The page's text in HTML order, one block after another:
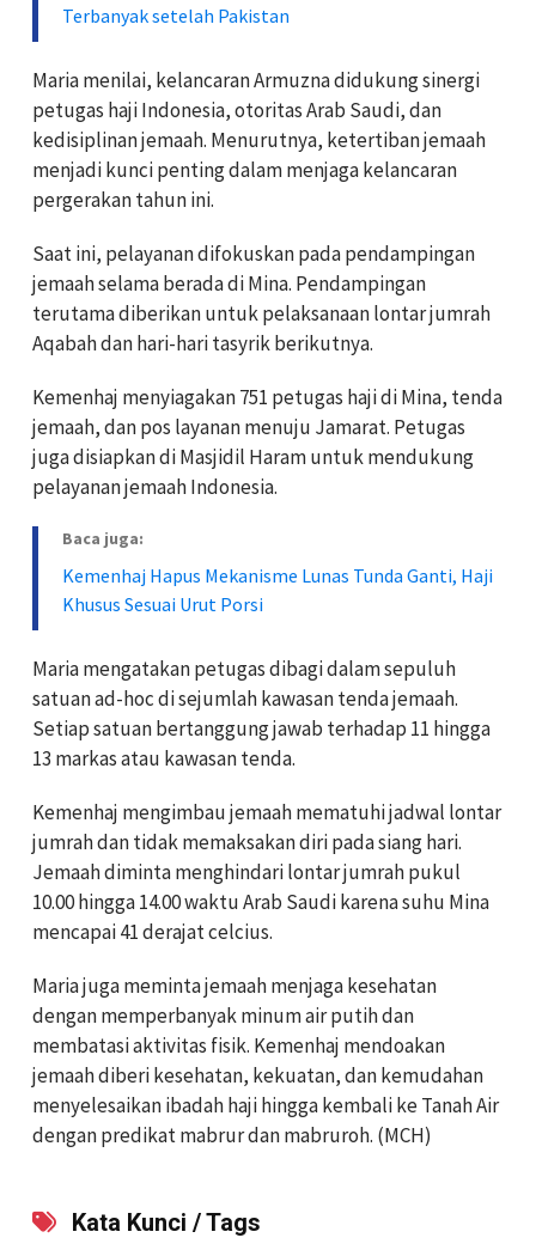
Terbanyak setelah Pakistan
Maria menilai, kelancaran Armuzna didukung sinergi
petugas haji Indonesia, otoritas Arab Saudi, dan
kedisiplinan jemaah. Menurutnya, ketertiban jemaah
menjadi kunci penting dalam menjaga kelancaran
pergerakan tahun ini.
Saat ini, pelayanan difokuskan pada pendampingan
jemaah selama berada di Mina. Pendampingan
terutama diberikan untuk pelaksanaan lontar jumrah
Aqabah dan hari-hari tasyrik berikutnya.
Kemenhaj menyiagakan 751 petugas haji di Mina, tenda
jemaah, dan pos layanan menuju Jamarat. Petugas
juga disiapkan di Masjidil Haram untuk mendukung
pelayanan jemaah Indonesia.
Baca juga:
Kemenhaj Hapus Mekanisme Lunas Tunda Ganti, Haji
Khusus Sesuai Urut Porsi
Maria mengatakan petugas dibagi dalam sepuluh
satuan ad-hoc di sejumlah kawasan tenda jemaah.
Setiap satuan bertanggung jawab terhadap 11 hingga
13 markas atau kawasan tenda.
Kemenhaj mengimbau jemaah mematuhi jadwal lontar
jumrah dan tidak memaksakan diri pada siang hari.
Jemaah diminta menghindari lontar jumrah pukul
10.00 hingga 14.00 waktu Arab Saudi karena suhu Mina
mencapai 41 derajat celcius.
Maria juga meminta jemaah menjaga kesehatan
dengan memperbanyak minum air putih dan
membatasi aktivitas fisik. Kemenhaj mendoakan
jemaah diberi kesehatan, kekuatan, dan kemudahan
menyelesaikan ibadah haji hingga kembali ke Tanah Air
dengan predikat mabrur dan mabruroh. (MCH)
Kata Kunci / Tags